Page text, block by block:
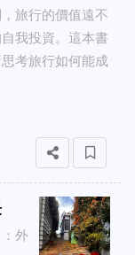
旅行的價值遠不
我投資。這本書
考旅行如何能成
外